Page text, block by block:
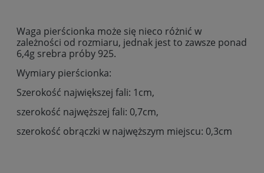
Waga pierścionka może się nieco różnić w
zależności od rozmiaru, jednak jest to zawsze ponad
6,4g srebra próby 925.
Wymiary pierścionka:
Szerokość największej fali: 1cm,
szerokość najwęższej fali: 0,7cm,
szerokość obrączki w najwęższym miejscu: 0,3cm